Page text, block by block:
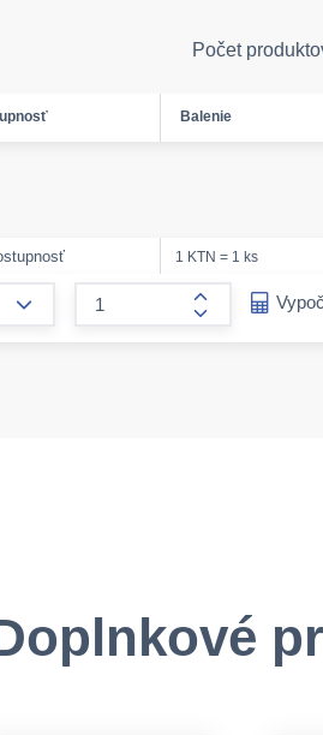
Počet
Balenie
1 KTN = 1 ks
form.increase-